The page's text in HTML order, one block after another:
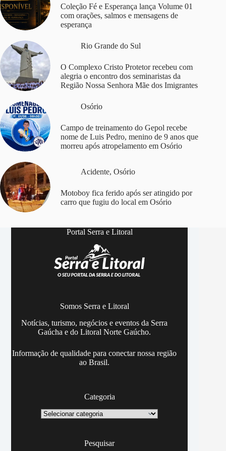
Coleção Fé e Esperança lança Volume 01
com orações, salmos e mensagens de
esperança
Rio Grande do Sul
O Complexo Cristo Protetor recebeu com
alegria o encontro dos seminaristas da
Região Nossa Senhora Mãe dos Imigrantes
Osório
Campo de treinamento do Gepol recebe
nome de Luis Pedro, menino de 9 anos que
morreu após atropelamento em Osório
Acidente, Osório
Motoboy fica ferido após ser atingido por
carro que fugiu do local em Osório
Portal Serra e Litoral
Somos Serra e Litoral
Notícias, turismo, negócios e eventos da Serra
Gaúcha e do Litoral Norte Gaúcho.
Informação de qualidade para conectar nossa região
ao Brasil.
Categoria
Categoria
Pesquisar